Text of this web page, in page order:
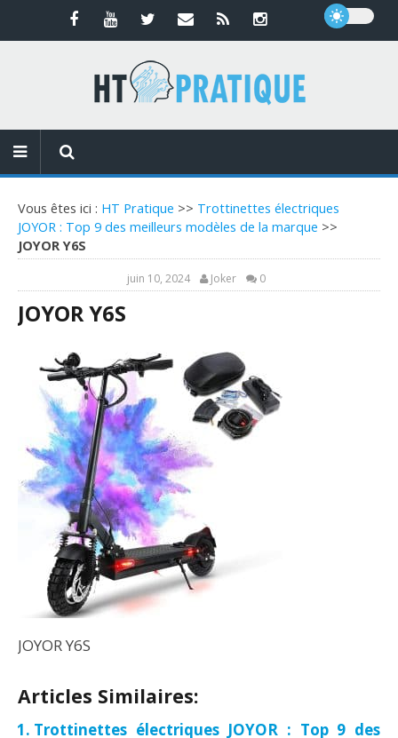
Vous êtes ici : HT Pratique >> Trottinettes électriques
JOYOR : Top 9 des meilleurs modèles de la marque >>
JOYOR Y6S
juin 10, 2024 Joker 0
JOYOR Y6S
JOYOR Y6S
Articles Similaires:
Trottinettes électriques JOYOR : Top 9 des